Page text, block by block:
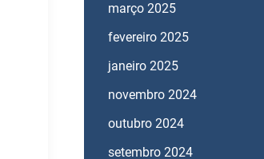
março 2025
fevereiro 2025
janeiro 2025
novembro 2024
outubro 2024
setembro 2024